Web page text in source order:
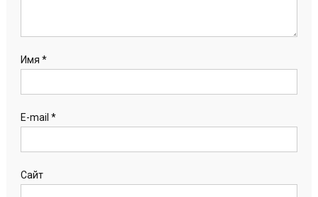
Имя *
E-mail *
Сайт